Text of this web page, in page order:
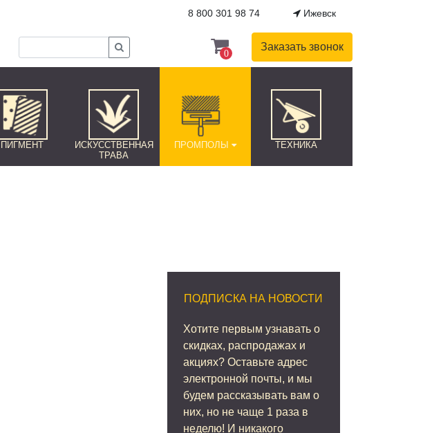
8 800 301 98 74 Ижевск
0
Заказать звонок
ПИГМЕНТ
ИСКУССТВЕННАЯ
ТРАВА
ПРОМПОЛЫ ТЕХНИКА
ПОДПИСКА НА НОВОСТИ
Хотите первым узнавать о
скидках, распродажах и
акциях? Оставьте адрес
электронной почты, и мы
будем рассказывать вам о
них, но не чаще 1 раза в
неделю! И никакого